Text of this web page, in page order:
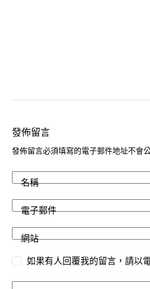
發佈留言
發佈留言必須填寫的電子郵件地址不會
名稱
電子郵件
網站
如果有人回覆我的留言，請以